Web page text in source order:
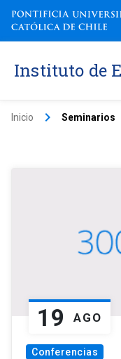
Instituto de
Inicio keyboard_arrow_right Seminarios
19 AGO
Conferencias